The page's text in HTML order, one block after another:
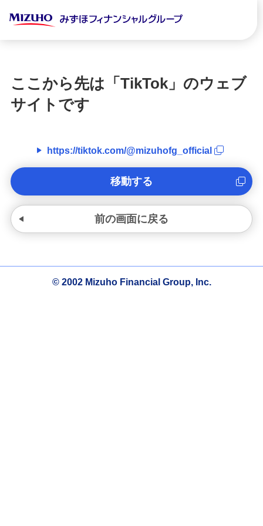
ここから先は「 TikTok」のウェブ
サイトです
https://tiktok.com/@mizuhofg_official
移動する
前の画面に戻る
© 2002 Mizuho Financial Group, Inc.